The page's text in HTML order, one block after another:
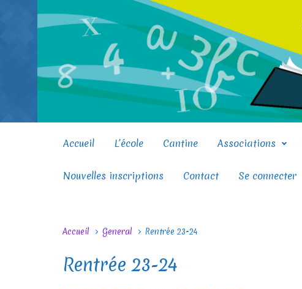
Skip to main content
Accueil L’école Cantine Associations
Nouvelles inscriptions Contact Se connecter
Accueil General Rentrée 23-24
Rentrée 23-24